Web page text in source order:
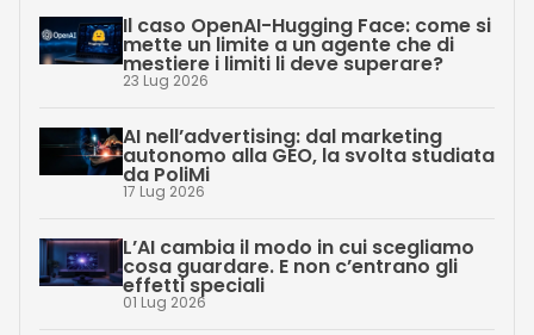
Il caso OpenAI-Hugging Face: come si
mette un limite a un agente che di
mestiere i limiti li deve superare?
23 Lug 2026
AI nell’advertising: dal marketing
autonomo alla GEO, la svolta studiata
da PoliMi
17 Lug 2026
L’AI cambia il modo in cui scegliamo
cosa guardare. E non c’entrano gli
effetti speciali
01 Lug 2026